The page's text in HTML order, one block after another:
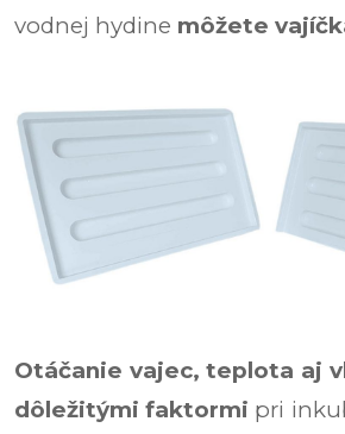
vodnej hydine môžete
Otáčanie vajec, teplota aj
dôležitými faktormi pri